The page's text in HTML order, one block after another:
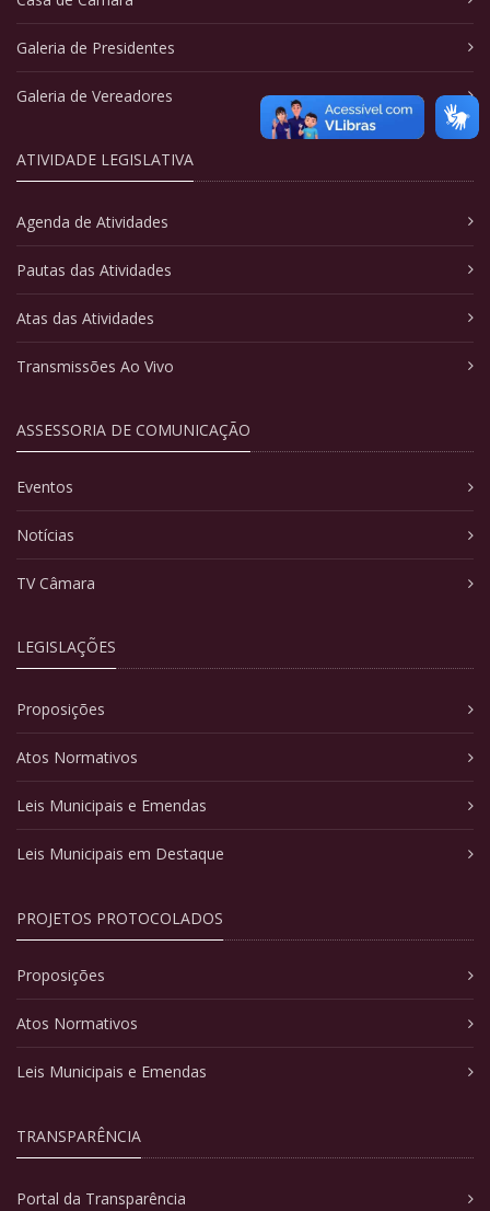
Galeria de Presidentes
Galeria de Vereadores
ATIVIDADE LEGISLATIVA
Agenda de Atividades
Pautas das Atividades
Atas das Atividades
Transmissões Ao Vivo
ASSESSORIA DE COMUNICAÇÃO
Eventos
Notícias
TV Câmara
LEGISLAÇÕES
Proposições
Atos Normativos
Leis Municipais e Emendas
Leis Municipais em Destaque
PROJETOS PROTOCOLADOS
Proposições
Atos Normativos
Leis Municipais e Emendas
TRANSPARÊNCIA
Portal da Transparência